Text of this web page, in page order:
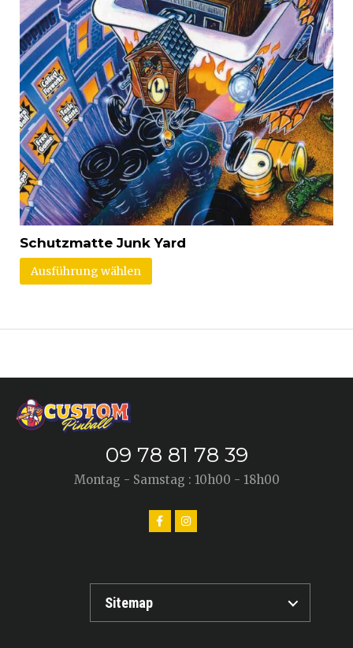
Schutzmatte Junk Yard
Ausführung wählen
09 78 81 78 39
Montag - Samstag : 10h00 - 18h00
Sitemap